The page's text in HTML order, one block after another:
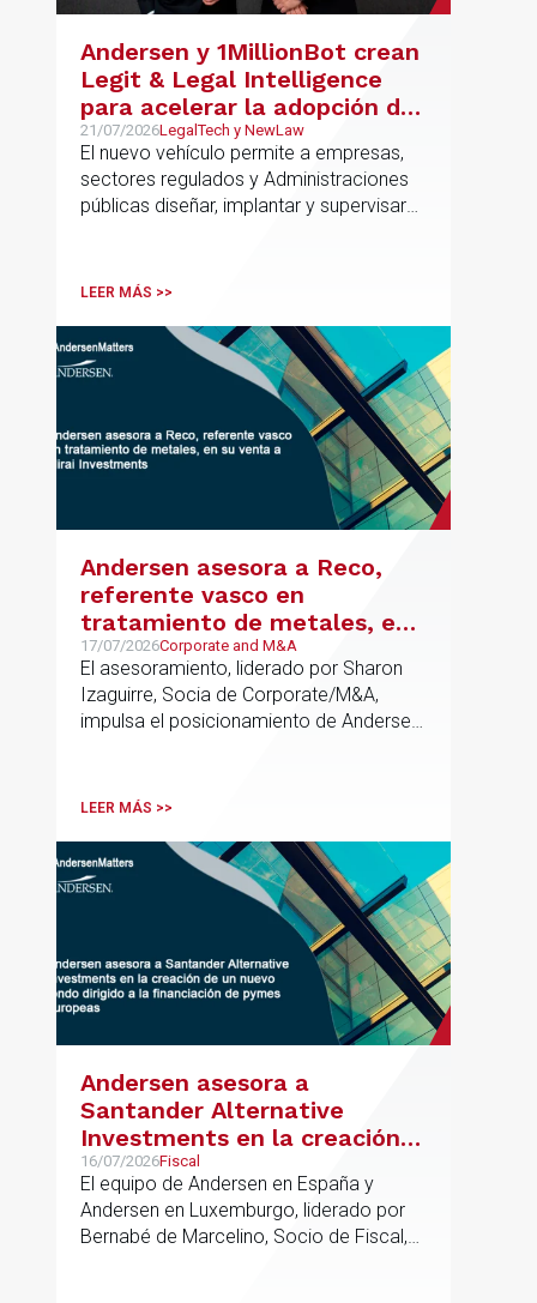
la financiación del proyecto.
Andersen y 1MillionBot crean
Legit & Legal Intelligence
para acelerar la adopción de
IA con seguridad jurídica en
el marco regulatorio europeo
21/07/2026LegalTech y NewLaw
El nuevo vehículo permite a empresas,
sectores regulados y Administraciones
públicas diseñar, implantar y supervisar
cumplimiento normativo desde el origen.
metodología propia de gestión de
riesgos de IA y se alinea con la
estrategia española de IA soberana
articulada en torno a ALIA.
LEER MÁS >>
Andersen asesora a Reco,
referente vasco en
tratamiento de metales, en
su venta a Mirai Investments
17/07/2026Corporate and M&A
El asesoramiento, liderado por Sharon
Izaguirre, Socia de Corporate/M&A,
impulsa el posicionamiento de Andersen
procesos estratégicos de M&A
LEER MÁS >>
Andersen asesora a
Santander Alternative
Investments en la creación
de un nuevo fondo dirigido a
la financiación de pymes
europeas
16/07/2026Fiscal
El equipo de Andersen en España y
Andersen en Luxemburgo, liderado por
Bernabé de Marcelino, Socio de Fiscal,